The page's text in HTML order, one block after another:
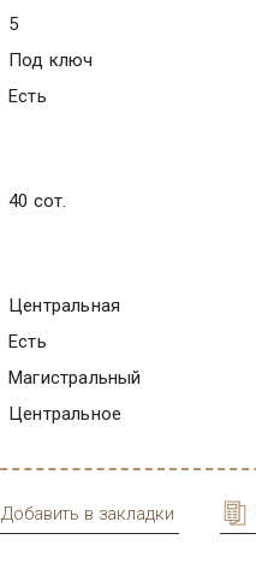
5
под ключ
есть
40 сот.
Центральная
есть
Магистральный
Центральное
Добавить в закладки